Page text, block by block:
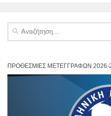
Αναζήτηση
ΠΡΟΘΕΣΜΊΕΣ ΜΕΤΕΓΓΡΑΦΏΝ 2026-